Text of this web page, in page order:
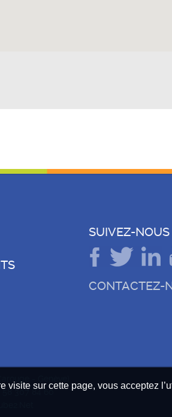
SUIVEZ-NOUS
CONTACTEZ-
58 307 84 60
visite sur cette page, vous acceptez